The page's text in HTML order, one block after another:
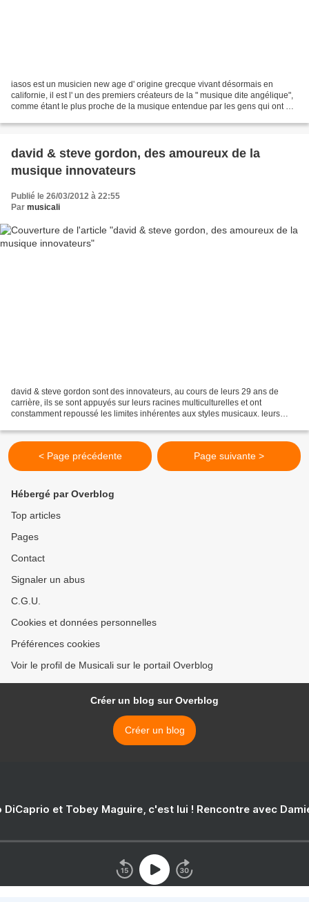
iasos est un musicien new age d' origine grecque vivant désormais en
californie, il est l' un des premiers créateurs de la " musique dite angélique",
comme étant le plus proche de la musique entendue par les gens qui ont eu
david & steve gordon, des amoureux de la
musique innovateurs
Publié le 26/03/2012 à 22:55
Par musicali
david & steve gordon sont des innovateurs, au cours de leurs 29 ans de
carrière, ils se sont appuyés sur leurs racines multiculturelles et ont
constamment repoussé les limites inhérentes aux styles musicaux. leurs
< Page précédente Page suivante >
Hébergé par Overblog
Top articles
Pages
Contact
Signaler un abus
C.G.U.
Cookies et données personnelles
Préférences cookies
Voir le profil de Musicali sur le portail Overblog
Créer un blog sur Overblog
Créer un blog
DiCaprio et Tobey Maguire, c'est lui ! Rencontre avec